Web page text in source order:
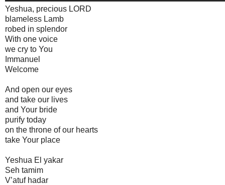
Yeshua, precious LORD
blameless Lamb
robed in splendor
With one voice
we cry to You
Immanuel
Welcome
And open our eyes
and take our lives
and Your bride
purify today
on the throne of our hearts
take Your place
Yeshua El yakar
Seh tamim
V’atuf hadar